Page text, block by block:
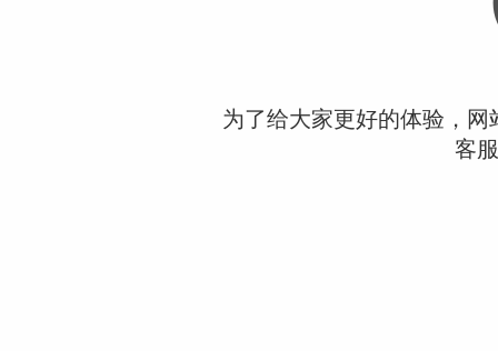
为了给大家更好的体验，
客